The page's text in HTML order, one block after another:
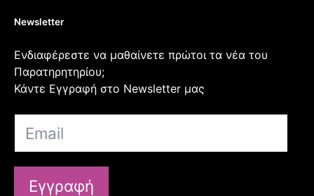
Newsletter
Ενδιαφέρεστε να μαθαίνετε πρώτοι τα νέα του
Παρατηρητηρίου;
Κάντε Εγγραφή στο Newsletter μας
Εγγραφή